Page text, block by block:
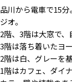
ライトグレー壁の部屋
品川から電車で15分。
ジオ。
2階、3階は大窓で、
3階は落ち着いたヨ
2階は白、グレーを
1階はカフェ、ダイ